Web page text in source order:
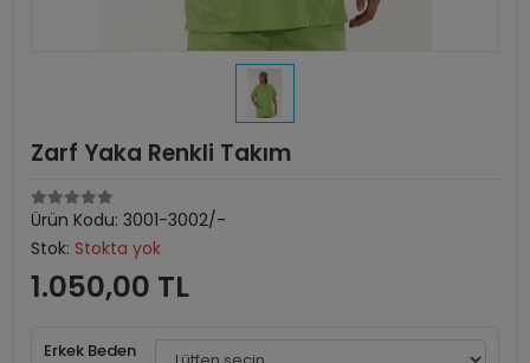
Zarf Yaka Renkli Takım
Ürün Kodu: 3001-3002/-
Stok: Stokta yok
1.050,00 TL
Erkek Beden